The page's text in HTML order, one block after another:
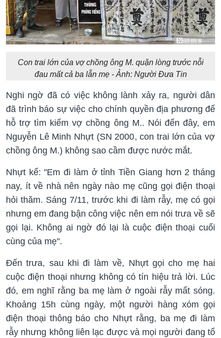
Con trai lớn của vợ chồng ông M. quặn lòng trước nỗi
đau mất cả ba lẫn mẹ - Ảnh: Người Đưa Tin
Nghi ngờ đã có việc không lành xảy ra, người dân
đã trình báo sự việc cho chính quyền địa phương để
hỗ trợ tìm kiếm vợ chồng ông M.. Nói đến đây, em
Nguyễn Lê Minh Nhựt (SN 2000, con trai lớn của vợ
chồng ông M.) không sao cầm được nước mắt.
Nhựt kể: "Em đi làm ở tỉnh Tiền Giang hơn 2 tháng
nay, ít về nhà nên ngày nào mẹ cũng gọi điện thoại
hỏi thăm. Sáng 7/11, trước khi đi làm rẫy, mẹ có gọi
nhưng em đang bận công việc nên em nói trưa về sẽ
gọi lại. Không ai ngờ đó lại là cuộc điện thoại cuối
cùng của mẹ".
Đến trưa, sau khi đi làm về, Nhựt gọi cho mẹ hai
cuộc điện thoại nhưng không có tín hiệu trả lời. Lúc
đó, em nghĩ rằng ba mẹ làm ở ngoài rẫy mất sóng.
Khoảng 15h cùng ngày, một người hàng xóm gọi
điện thoại thông báo cho Nhựt rằng, ba mẹ đi làm
rẫy nhưng không liên lạc được và mọi người đang tổ